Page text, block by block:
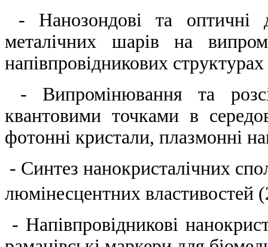
- Нанозондові та оптичні
металічних шарів на
напівпровідникових
- Випромінювання та
квантовими точками в
фотонні кристали, плазмонні
- Синтез нанокристалічних
люмінесцентних властивостей
- Напівпровідникові